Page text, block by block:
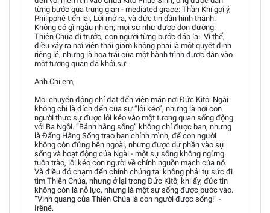
từng bước qua trung gian - mediated grace: Thần Khí gợi ý,
Philipphê tiến lại, Lời mở ra, và đức tin dần hình thành.
Không có gì ngẫu nhiên; mọi sự như được dọn đường:
Thiên Chúa đi trước, con người từng bước đáp lại. Vì thế,
điều xảy ra nơi viên thái giám không phải là một quyết định
riêng lẻ, nhưng là hoa trái của một hành trình được dẫn vào
một tương quan đã khởi sự.
Anh Chị em,
Mọi chuyển động chỉ đạt đến viên mãn nơi Đức Kitô. Ngài
không chỉ là đích đến của sự “lôi kéo”, nhưng là nơi con
người thực sự được lôi kéo vào một tương quan sống động
với Ba Ngôi. “Bánh hằng sống” không chỉ được ban, nhưng
là Đấng Hằng Sống trao ban chính mình, để con người
không còn đứng bên ngoài, nhưng được dự phần vào sự
sống và hoạt động của Ngài - một sự sống không ngừng
tuôn trào, lôi kéo con người về chính nguồn mạch của nó.
Và điều đó chạm đến chính chúng ta: không phải tự sức đi
tìm Thiên Chúa, nhưng ở lại trong Đức Kitô; khi ấy, đức tin
không còn là nỗ lực, nhưng là một sự sống được bước vào.
“Vinh quang của Thiên Chúa là con người được sống!” -
Irênê.